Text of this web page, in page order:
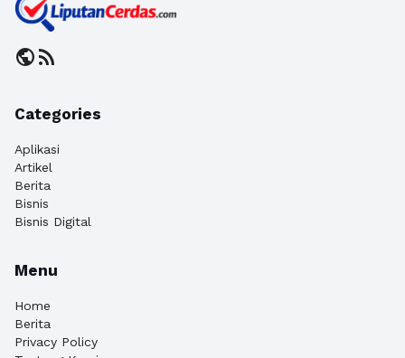
publicrss_feed
Categories
Aplikasi
Artikel
Berita
Bisnis
Bisnis Digital
Menu
Home
Berita
Privacy Policy